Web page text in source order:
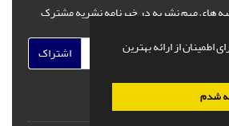
اطمینان از ارائه بهترین
شدم
های مهم نشریه در خبرنامه نشریه مشترک
اشتراک